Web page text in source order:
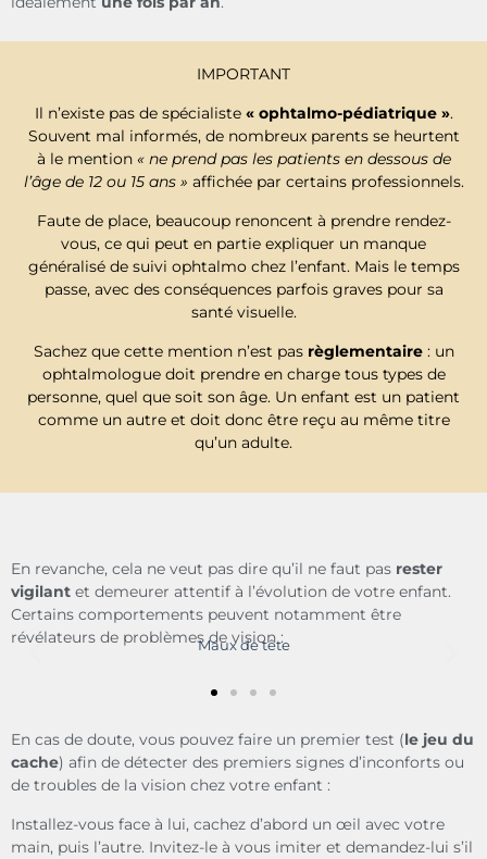
IMPORTANT
Il n’existe pas de spécialiste « ophtalmo-pédiatrique ».
Souvent mal informés, de nombreux parents se heurtent
à le mention « ne prend pas les patients en dessous de
l’âge de 12 ou 15 ans » affichée par certains professionnels.
Faute de place, beaucoup renoncent à prendre rendez-
vous, ce qui peut en partie expliquer un manque
généralisé de suivi ophtalmo chez l’enfant. Mais le temps
passe, avec des conséquences parfois graves pour sa
santé visuelle.
Sachez que cette mention n’est pas règlementaire: un
ophtalmologue doit prendre en charge tous types de
personne, quel que soit son âge. Un enfant est un patient
comme un autre et doit donc être reçu au même titre
qu’un adulte.
En revanche, cela ne veut pas dire qu’il ne faut pas rester
vigilant et demeurer attentif à l’évolution de votre enfant.
Certains comportements peuvent notamment être
révélateurs de problèmes de vision :
Maux de tête
En cas de doute, vous pouvez faire un premier test (le jeu du
cache) afin de détecter des premiers signes d’inconforts ou
de troubles de la vision chez votre enfant :
Installez-vous face à lui, cachez d’abord un œil avec votre
main, puis l’autre. Invitez-le à vous imiter et demandez-lui s’il